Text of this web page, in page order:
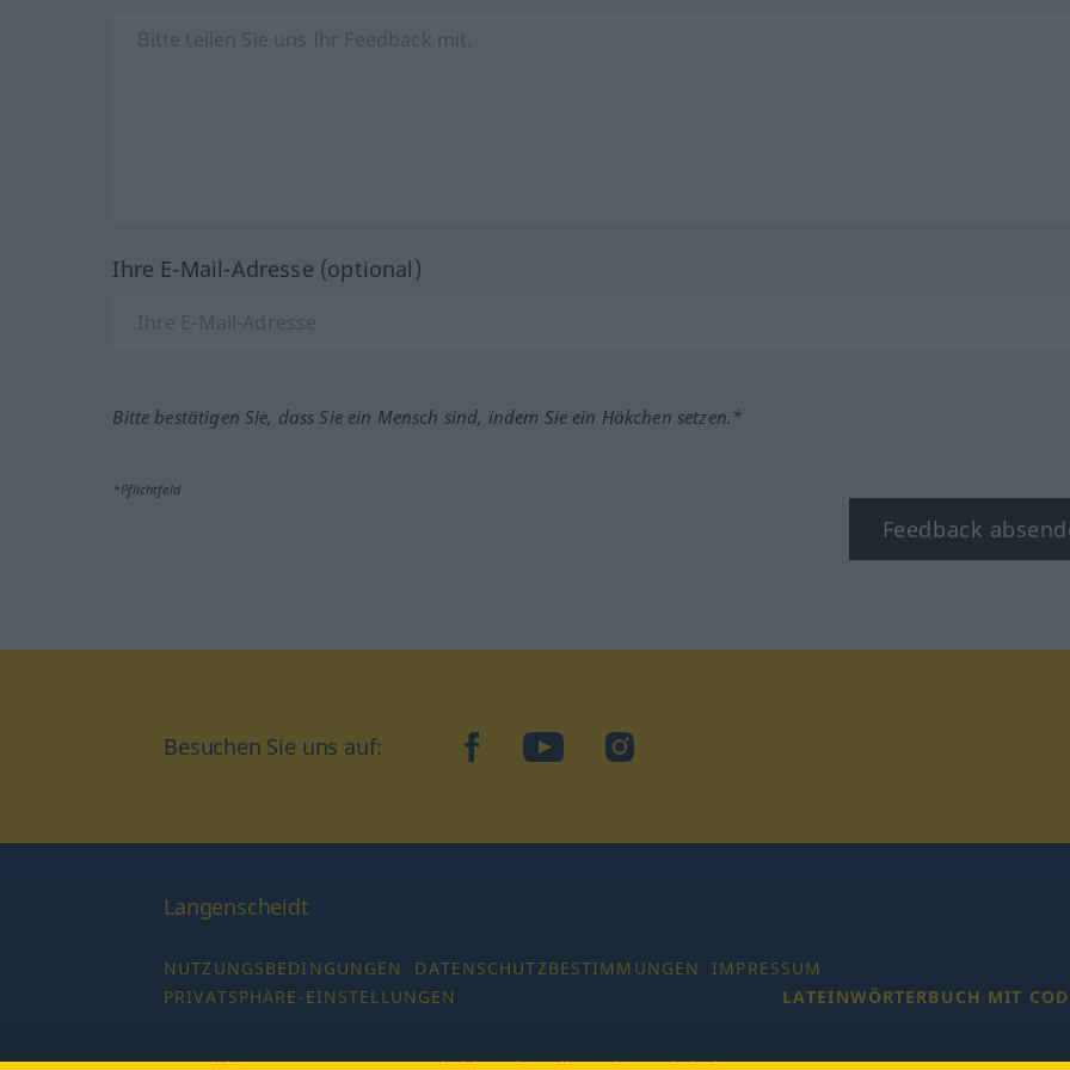
Ihre E-Mail-Adresse (optional)
Bitte bestätigen Sie, dass Sie ein Mensch sind, indem Sie ein Häkchen setzen.*
*Pflichtfeld
Feedback
Besuchen Sie uns auf: facebookYouTubeInstagram
Langenscheidt
NUTZUNGSBEDINGUNGEN DATENSCHUTZBESTIMMUNGEN
IMPRESSUM
PRIVATSPHÄRE-EINSTELLUNGEN
LATEINWÖRTERBUCH MIT